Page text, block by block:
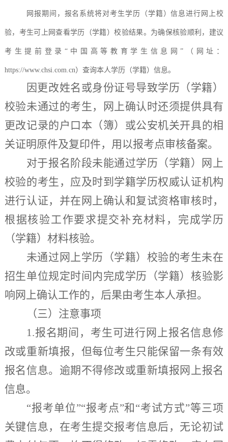
网报期间，报名系统将对考生学历（学籍）信息进行网上校
验，考生可上网查看学历（学籍）校验结果。为确保核验顺利，建议
考生提前登录 “中国高等教育学生信息网”（网址：
https://www.chsi.com.cn）查询本人学历（学籍）信息。
因更改姓名或身份证号导致学历（学籍）
校验未通过的考生，网上确认时还须提供具有
更改记录的户口本（簿）或公安机关开具的相
关证明原件及复印件，用以报考点审核备案。
对于报名阶段未能通过学历（学籍）网上
校验的考生， 应及时到学籍学历权威认证机构
进行认证， 并在网上确认和复试资格审核时，
根据核验工作要求提交补充材料，完成学历
（学籍）材料核验。
未通过网上学历（学籍）校验的考生未在
招生单位规定时间内完成学历（学籍）核验影
响网上确认工作的，后果由考生本人承担。
（三） 注意事项
1.报名期间，考生可进行 网上报名信息修
改或重新填报， 但每位考生只能保留一条有效
报名信息。逾期不得修改或重新填报网上报名
信息。
“报考单位”“报考点”和“考试方式”等三项
关键信息，在考生提交报考信息后，无论初试